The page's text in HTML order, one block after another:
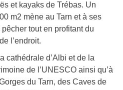
et kayaks de Trébas. Un
m2 mène au Tarn et à ses
tout en profitant du
l’endroit.
cathédrale d’Albi et de la
de l’UNESCO ainsi qu’à
du Tarn, des Caves de